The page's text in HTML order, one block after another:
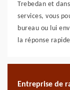
Trebedan et
services, vous
bureau ou lui
la réponse
Entreprise de